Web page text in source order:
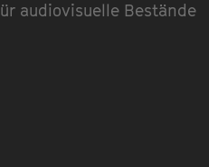
audiovisuelle Bestände